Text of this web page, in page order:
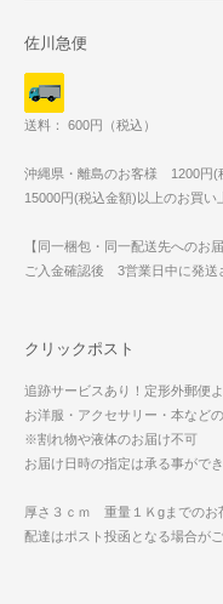
佐川急便
送料： 600円（税込）
沖縄県・離島のお客様 1200円(
15000円(税込金額)以上のお買い
【同一梱包・同一配送先へのお
ご入金確認後 3営業日中に発送
クリックポスト
追跡サービスあり！定形外郵便
お洋服・アクセサリー・本など
※割れ物や液体のお届け不可
お届け日時の指定は承る事ができ
厚さ３ｃｍ 重量１Ｋgまでのお
配達はポスト投函となる場合が